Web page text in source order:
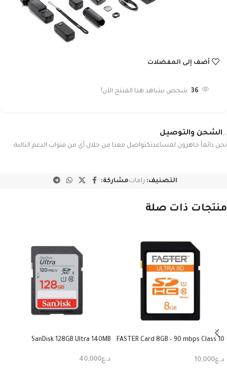
أضف إلى المفضلات
36 شخص يشاهد هذا المنتج الآن!
الشحن والتوصيل
نحن دائماً جاهزون لمساعدتكتواصل معنا من خلال أي من قنوات الدعم التالية:
التصنيف: راماتمشاركة:
منتجات ذات صلة
FASTER Card 8GB – 90 mbps Class 10
د.ع10,000
SanDisk 128GB Ultra 140MB
د.ع40,000